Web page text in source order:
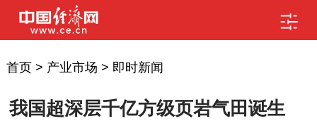
首页> 产业市场 > 即时新闻
我国超深层千亿方级页岩气田诞生